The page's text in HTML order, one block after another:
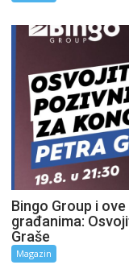
Bingo Group i
građanima:
Graše
Magazin